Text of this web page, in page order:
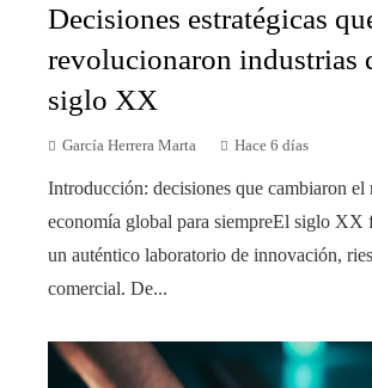
Decisiones estratégicas
revolucionaron industrias
siglo XX
García Herrera Marta Hace 6 días
Introducción: decisiones que cambiaron el
economía global para siempreEl siglo XX
un auténtico laboratorio de innovación,
comercial. De...